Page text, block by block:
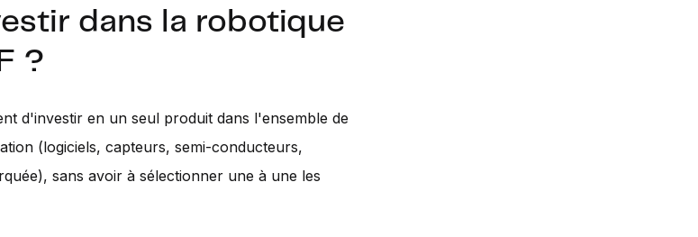
dans la robotique
?
d'investir en un seul produit dans l'ensemble de
(logiciels, capteurs, semi-conducteurs,
sans avoir à sélectionner une à une les